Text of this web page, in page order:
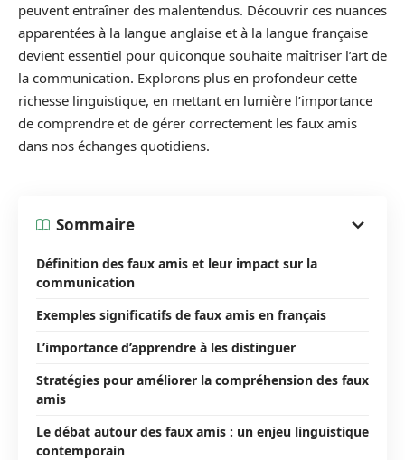
peuvent entraîner des malentendus. Découvrir ces nuances
apparentées à la langue anglaise et à la langue française
devient essentiel pour quiconque souhaite maîtriser l’art de
la communication. Explorons plus en profondeur cette
richesse linguistique, en mettant en lumière l’importance
de comprendre et de gérer correctement les faux amis
dans nos échanges quotidiens.
Sommaire
Définition des faux amis et leur impact sur la
communication
Exemples significatifs de faux amis en français
L’importance d’apprendre à les distinguer
Stratégies pour améliorer la compréhension des faux
amis
Le débat autour des faux amis : un enjeu linguistique
contemporain